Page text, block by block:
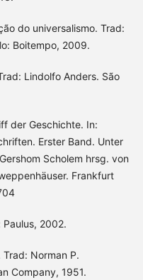
do universalismo. Trad:
Boitempo, 2009.
Lindolfo Anders. São
der Geschichte. In:
Erster Band. Unter
Scholem hrsg. von
Frankfurt
Paulus, 2002.
Trad: Norman P.
Company, 1951.